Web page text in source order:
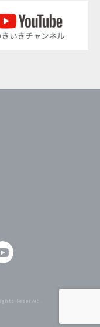
Reserved.